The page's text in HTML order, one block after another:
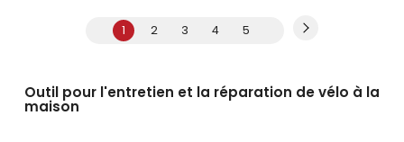
1 2 3 4 5
Outil pour l'entretien et la réparation de vélo à la
maison